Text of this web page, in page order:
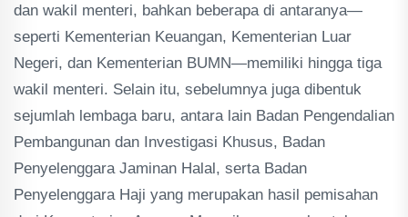
dan wakil menteri, bahkan beberapa di antaranya—
seperti Kementerian Keuangan, Kementerian Luar
Negeri, dan Kementerian BUMN—memiliki hingga tiga
wakil menteri. Selain itu, sebelumnya juga dibentuk
sejumlah lembaga baru, antara lain Badan Pengendalian
Pembangunan dan Investigasi Khusus, Badan
Penyelenggara Jaminan Halal, serta Badan
Penyelenggara Haji yang merupakan hasil pemisahan